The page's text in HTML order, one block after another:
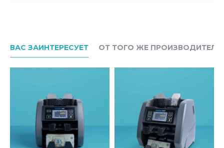
ВАС ЗАИНТЕРЕСУЕТ ОТ ТОГО ЖЕ ПРОИЗВОДИТЕЛЯ